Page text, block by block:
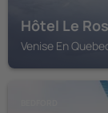
Hôtel Le
Venise En